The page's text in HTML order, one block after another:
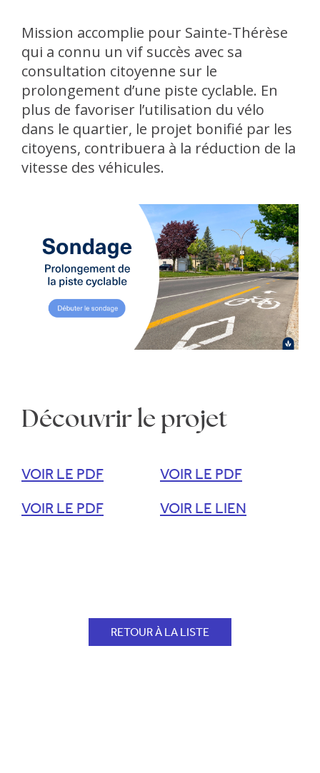
Mission accomplie pour Sainte-Thérèse
qui a connu un vif succès avec sa
consultation citoyenne sur le
prolongement d’une piste cyclable. En
plus de favoriser l’utilisation du vélo
dans le quartier, le projet bonifié par les
citoyens, contribuera à la réduction de la
vitesse des véhicules.
Découvrir le projet
VOIR LE PDF
VOIR LE PDF
VOIR LE PDF
VOIR LE LIEN
RETOUR À LA LISTE